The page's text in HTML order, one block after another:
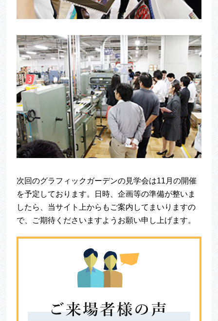
次回のグラフィックガーデンの見学会は11月の開催
を予定しております。日時、企画等の準備が整いま
したら、当サイト上からもご案内してまいりますの
で、ご期待くださいますようお願い申し上げます。